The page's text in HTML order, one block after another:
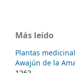
Más leído
Plantas
Awajún de la